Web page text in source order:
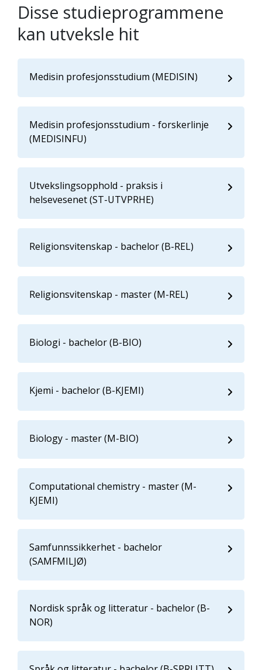
Disse studieprogrammene
kan utveksle hit
Medisin profesjonsstudium (MEDISIN)
Medisin profesjonsstudium - forskerlinje
(MEDISINFU)
Utvekslingsopphold - praksis i
helsevesenet (ST-UTVPRHE)
Religionsvitenskap - bachelor (B-REL)
Religionsvitenskap - master (M-REL)
Biologi - bachelor (B-BIO)
Kjemi - bachelor (B-KJEMI)
Biology - master (M-BIO)
Computational chemistry - master (M-
KJEMI)
Samfunnssikkerhet - bachelor
(SAMFMILJØ)
Nordisk språk og litteratur - bachelor (B-
NOR)